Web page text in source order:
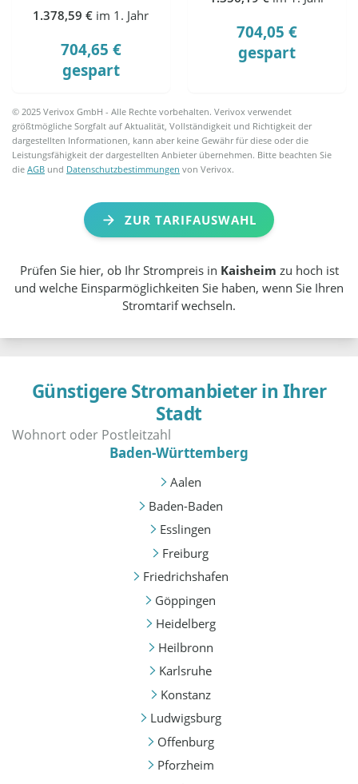
1.378,59 € im 1. Jahr
704,65 €
gespart
704,05 €
gespart
© 2025 Verivox GmbH - Alle Rechte vorbehalten. Verivox verwendet
größtmögliche Sorgfalt auf Aktualität, Vollständigkeit und Richtigkeit der
dargestellten Informationen, kann aber keine Gewähr für diese oder die
Leistungsfähigkeit der dargestellten Anbieter übernehmen. Bitte beachten Sie
dieAGB und Datenschutzbestimmungen von Verivox.
ZUR TARIFAUSWAHL
Prüfen Sie hier, ob Ihr Strompreis in Kaisheim zu hoch ist
und welche Einsparmöglichkeiten Sie haben, wenn Sie Ihren
Stromtarif wechseln.
Günstigere Stromanbieter in Ihrer
Stadt
Baden-Württemberg
Aalen
Baden-Baden
Esslingen
Freiburg
Friedrichshafen
Göppingen
Heidelberg
Heilbronn
Karlsruhe
Konstanz
Ludwigsburg
Offenburg
Pforzheim